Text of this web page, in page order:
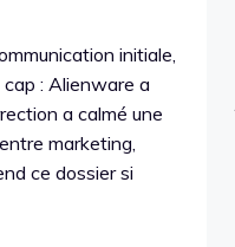
initiale,
: Alienware a
a calmé une
marketing,
ce dossier si